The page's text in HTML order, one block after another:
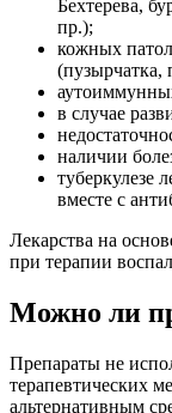
Бехтерева,
пр.);
кожных
(пузырчатка,
в случае
наличии
туберкулезе
вместе с
Лекарства на
при терапии
Можно ли
Препараты не
терапевтических
альтернативным